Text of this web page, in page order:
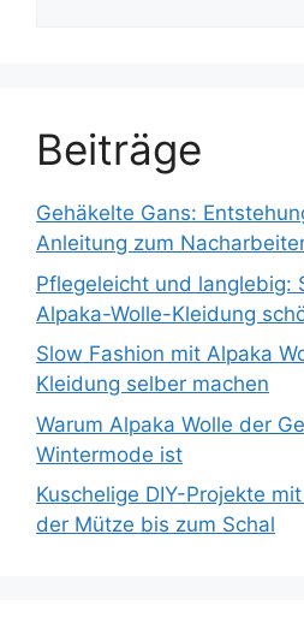
Beiträge
Gehäkelte Gans:
Anleitung zum
Pflegeleicht und langlebig:
Alpaka-Wolle-Kleidung
Slow Fashion mit Alpaka
Kleidung selber machen
Warum Alpaka Wolle der
Wintermode ist
Kuschelige DIY-Projekte
der Mütze bis zum Schal